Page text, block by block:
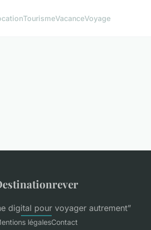
TourismeVacanceVoyage
digital pour voyager autrement”
légalesContact